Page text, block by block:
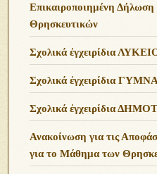
Επικαιροποιημένη Δήλωση
Θρησκευτικών
Σχολικά ἐγχειρίδια
Σχολικά ἐγχειρίδια
Σχολικά ἐγχειρίδια
Ανακοίνωση για τις
για το Μάθημα των